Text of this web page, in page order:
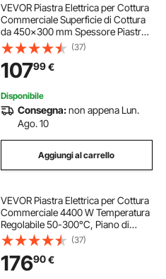
VEVOR Piastra Elettrica per Cottura
Commerciale Superficie di Cottura
da 450x300 mm Spessore Piastra
in Ferro 8 mm, Temperatura
Regolabile tra 50°C–300°C per
Bistecca Barbecue Piatti da BBQ
Grigliate
(37)
10799€
Disponibile
Consegna:non appena Lun.
Ago. 10
Aggiungi al carrello
VEVOR Piastra Elettrica per Cottura
Commerciale 4400 W Temperatura
Regolabile 50-300°C, Piano di
Lavoro 725 x 400 mm in Acciaio
Inox, Kit Accessori per Bistecche
BBQ Feste Campeggio, Senza
Spina
(37)
17690€